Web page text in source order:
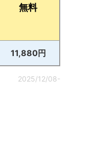
無料
11,880円
2025/12/08-